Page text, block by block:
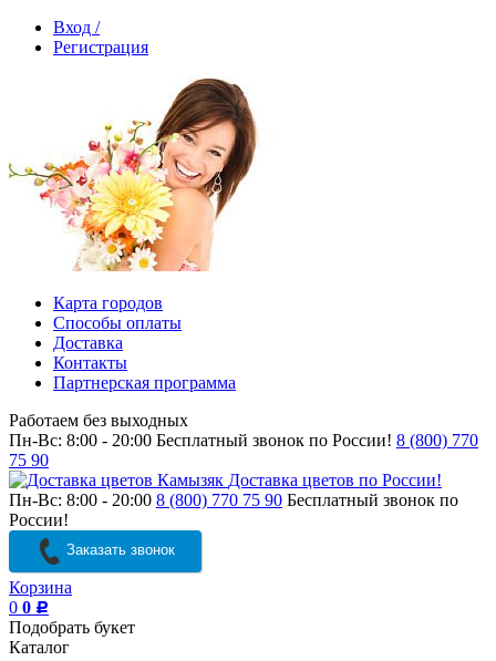
Вход /
Регистрация
Карта городов
Способы оплаты
Доставка
Контакты
Партнерская программа
Работаем без выходных
Пн-Вс: 8:00 - 20:00 Бесплатный звонок по России! 8 (800) 770
75 90
Доставка цветов по России!
Пн-Вс: 8:00 - 20:00 8 (800) 770 75 90 Бесплатный звонок по
России!
Заказать звонок
Корзина
0 0 Р
Подобрать букет
Каталог